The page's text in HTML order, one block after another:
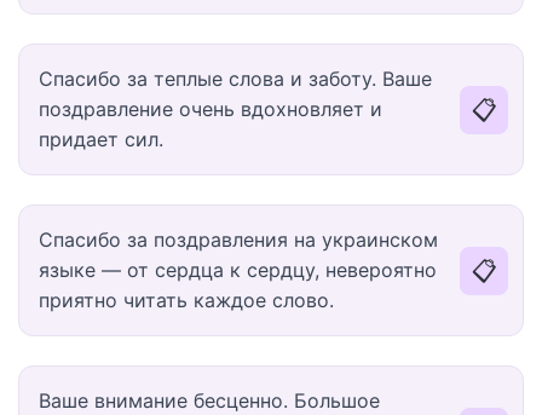
Спасибо за теплые слова и заботу. Ваше
поздравление очень вдохновляет и
придает сил.
📋
Спасибо за поздравления на украинском
языке — от сердца к сердцу, невероятно
приятно читать каждое слово.
📋
Ваше внимание бесценно. Большое